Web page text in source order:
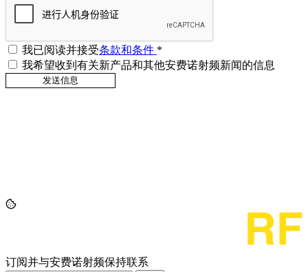
我已阅读并接受条款和条件 *
我希望收到有关新产品和其他安费诺射频新闻的信息
订阅并与安费诺射频保持联系